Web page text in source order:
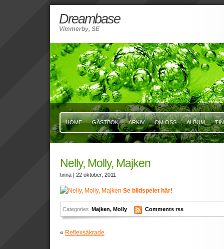
Dreambase
Vimmerby, SE
HOME GÄSTBOK ARKIV OM OSS ALBUM
Nelly, Molly, Majken
tinna | 22 oktober, 2011
Se bildspelet här!
Categories Majken, Molly Comments rss
« Reflexsäkrade